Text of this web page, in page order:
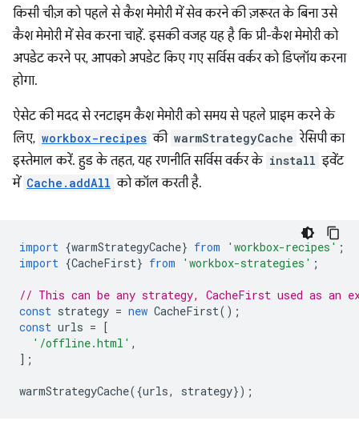
किसी चीज़ को पहले से कैश मेमोरी में सेव करने की ज़रूरत के बिना उसे
कैश मेमोरी में सेव करना चाहें. इसकी वजह यह है कि प्री-कैश मेमोरी को
अपडेट करने पर, आपको अपडेट किए गए सर्विस वर्कर को डिप्लॉय करना
होगा.
ऐसेट की मदद से रनटाइम कैश मेमोरी को समय से पहले प्राइम करने के
लिए, workbox-recipes की warmStrategyCache रेसिपी का
इस्तेमाल करें. हुड के तहत, यह रणनीति सर्विस वर्कर के install इवेंट
में Cache.addAll को कॉल करती है.
import {warmStrategyCache} from 'workbox-recipes' ;
import {CacheFirst} from 'workbox-strategies' ;
// This can be any strategy, CacheFirst used as an
const strategy = new CacheFirst();
const urls = [
'/offline.html' ,
];
warmStrategyCache({urls, strategy});